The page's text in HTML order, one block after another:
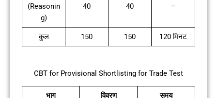
(Reasonin
g)
40 40 –
कुल 150 150 120 मिनट
CBT for Provisional Shortlisting for Trade Test
भाग विवरण समय